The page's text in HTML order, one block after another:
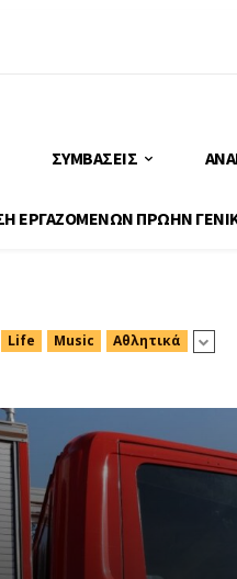
ΣΥΜΒΆΣΕΙΣ
ΕΡΓΑΖΟΜΕΝΩΝ ΠΡΩΗΝ
Life Music Αθλητικά